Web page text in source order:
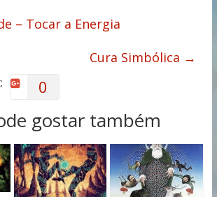
– Tocar a Energia
Cura Simbólica →
0
gostar também